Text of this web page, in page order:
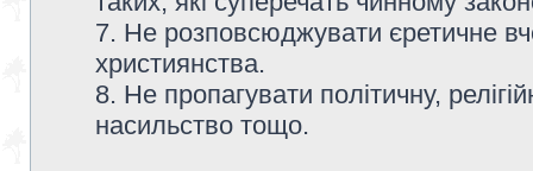
7. Не розповсюджувати єретичне
християнства.
8. Не пропагувати політичну,
насильство тощо.